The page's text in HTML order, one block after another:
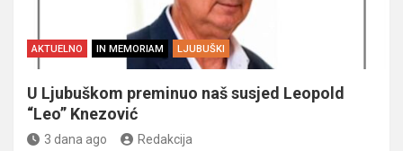
AKTUELNO IN MEMORIAM LJUBUŠKI
U Ljubuškom preminuo naš susjed Leopold
“Leo” Knezović
3 dana ago Redakcija